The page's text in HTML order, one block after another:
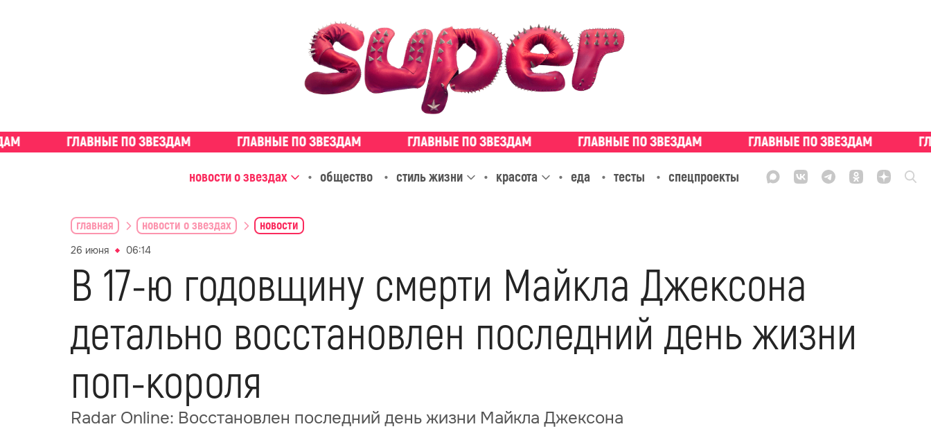
новости о звездах общество стиль жизни красота еда тесты спецпроекты
главная новости о звездах новости
26 июня 06:14
В 17-ю годовщину смерти Майкла Джексона
детально восстановлен последний день жизни
поп-короля
Radar Online: Восстановлен последний день жизни Майкла Джексона